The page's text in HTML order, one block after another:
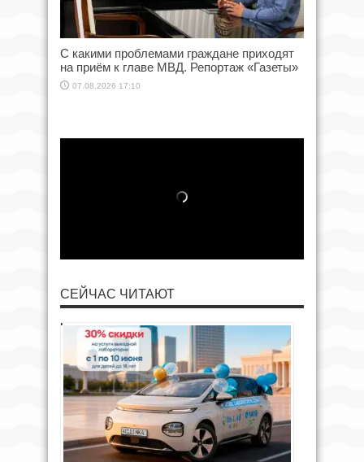
С какими проблемами граждане приходят
на приём к главе МВД. Репортаж «Газеты»
07.08.2026 17:10
СЕЙЧАС ЧИТАЮТ